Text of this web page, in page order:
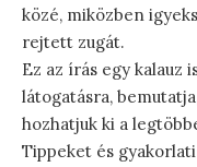
közé, miközben
rejtett zugát.
Ez az írás egy kalauz
látogatásra,
hozhatjuk ki a
Tippeket és